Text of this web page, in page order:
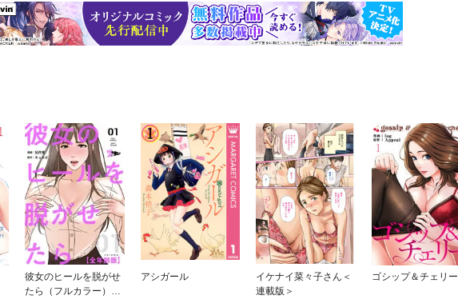
彼女のヒールを脱がせ
たら（フルカラー）
アシガール
イケナイ菜々子さん＜
連載版＞
ゴシップ＆チェリー